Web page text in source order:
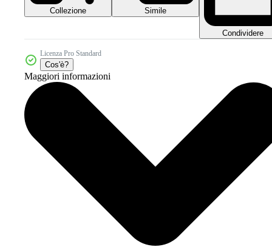
Collezione Simile
Condividere
Licenza Pro Standard
Cos'è?
Maggiori informazioni